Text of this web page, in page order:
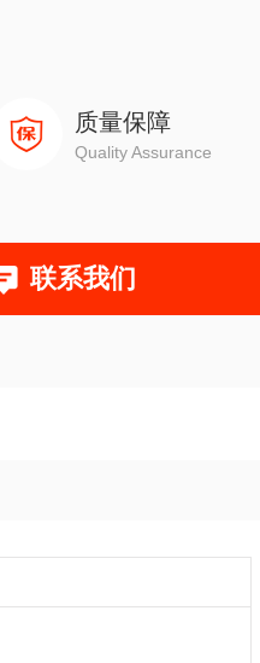
质量保障
Quality Assurance
联系我们